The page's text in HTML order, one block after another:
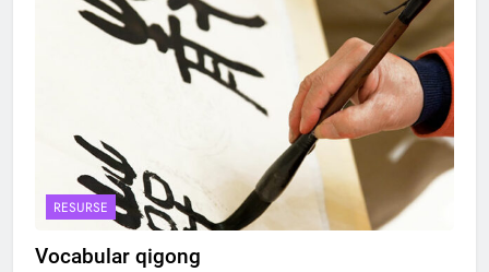
RESURSE
Vocabular qigong